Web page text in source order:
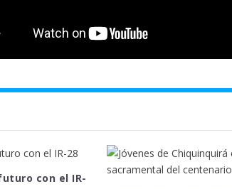
con el IR-